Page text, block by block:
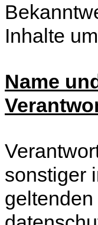
Inhalte
Name
sonstiger